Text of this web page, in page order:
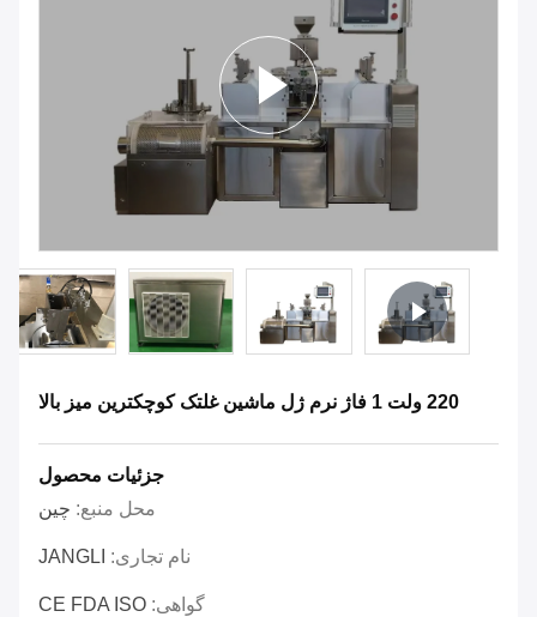
220 ولت 1 فاژ نرم ژل ماشین غلتک کوچکترین میز بالا
جزئیات محصول
محل منبع: چین
نام تجاری: JANGLI
گواهی: CE FDA ISO